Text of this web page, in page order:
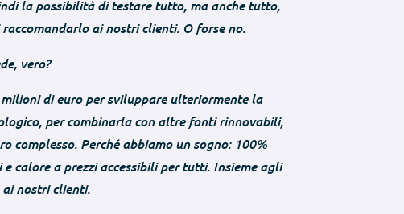
la possibilità di testare tutto, ma anche tutto,
ai nostri clienti. O forse no.
vero?
di euro per sviluppare ulteriormente la
per combinarla con altre fonti rinnovabili,
Perché abbiamo un sogno: 100%
calore a prezzi accessibili per tutti. Insieme agli
nostri clienti.